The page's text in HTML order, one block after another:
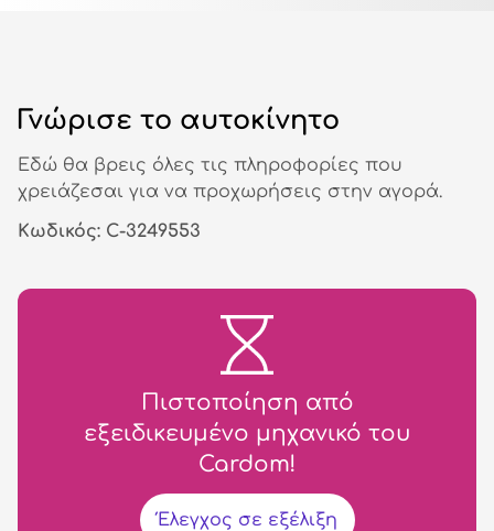
Γνώρισε το αυτοκίνητο
Εδώ θα βρεις όλες τις πληροφορίες που
χρειάζεσαι για να προχωρήσεις στην αγορά.
Κωδικός: C-3249553
Πιστοποίηση από
εξειδικευμένο μηχανικό του
Cardom!
Έλεγχος σε εξέλιξη